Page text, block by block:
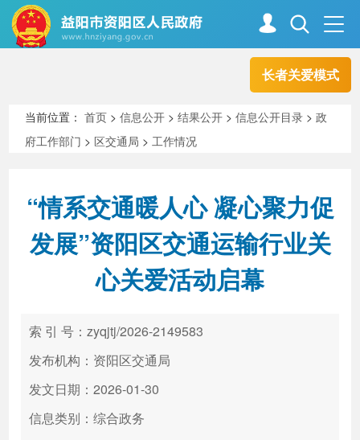
长者关爱模式
走进资阳
新闻中心 解读回应
政务服务 互动交流
高效办成一件事
当前位置：首页 >信息公开 >结果公开 >信息公开目录 >政
府工作部门 > 区交通局 >工作情况
“情系交通暖人心 凝心聚力促
发展”资阳区交通运输行业关
心关爱活动启幕
索 引 号：zyqjtj/2026-2149583
发布机构：资阳区交通局
发文日期：2026-01-30
信息类别：综合政务